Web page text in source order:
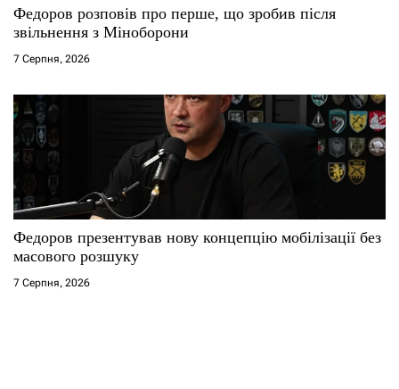
Федоров розповів про перше, що зробив після
звільнення з Міноборони
7 Серпня, 2026
Федоров презентував нову концепцію мобілізації без
масового розшуку
7 Серпня, 2026